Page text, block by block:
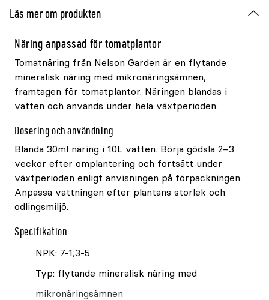
Läs mer om produkten
Näring anpassad för tomatplantor
Tomatnäring från Nelson Garden är en flytande
mineralisk näring med mikronäringsämnen,
framtagen för tomatplantor. Näringen blandas i
vatten och används under hela växtperioden.
Dosering och användning
Blanda 30ml näring i 10L vatten. Börja gödsla 2–3
veckor efter omplantering och fortsätt under
växtperioden enligt anvisningen på förpackningen.
Anpassa vattningen efter plantans storlek och
odlingsmiljö.
Specifikation
NPK: 7-1,3-5
Typ: flytande mineralisk näring med
mikronäringsämnen